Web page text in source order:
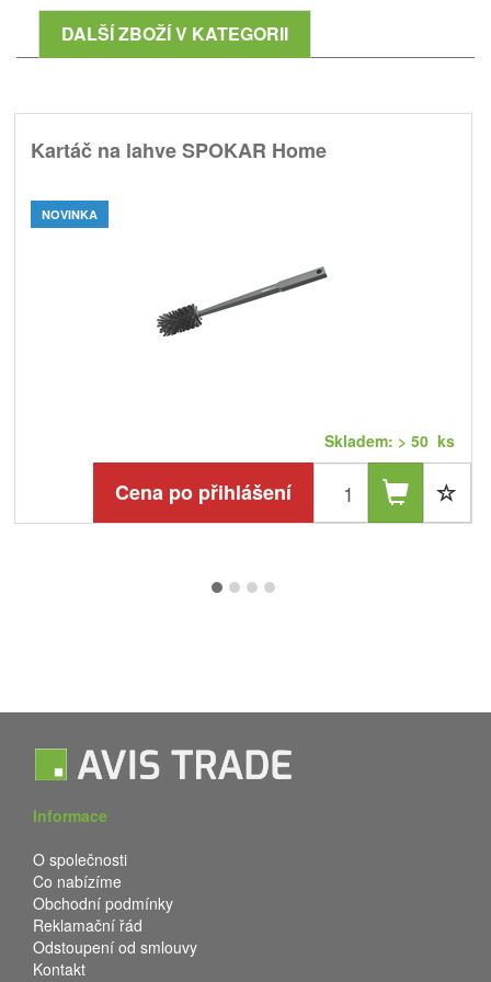
DALŠÍ ZBOŽÍ V KATEGORII
Kartáč na lahve SPOKAR Home
NOVINKA
Skladem: > 50 ks
Cena po přihlášení
Informace
O společnosti
Co nabízíme
Obchodní podmínky
Reklamační řád
Odstoupení od smlouvy
Kontakt